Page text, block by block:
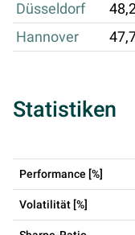
Düsseldorf
Hannover
Statistiken
Performance [%]
Volatilität [%]